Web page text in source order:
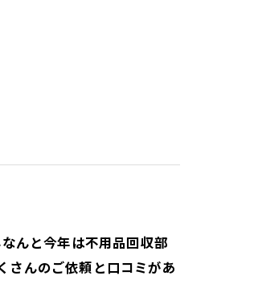
んと今年は不用品回収部
さんのご依頼と口コミがあ